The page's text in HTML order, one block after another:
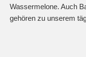
Wassermelone. Auch
gehören zu unserem